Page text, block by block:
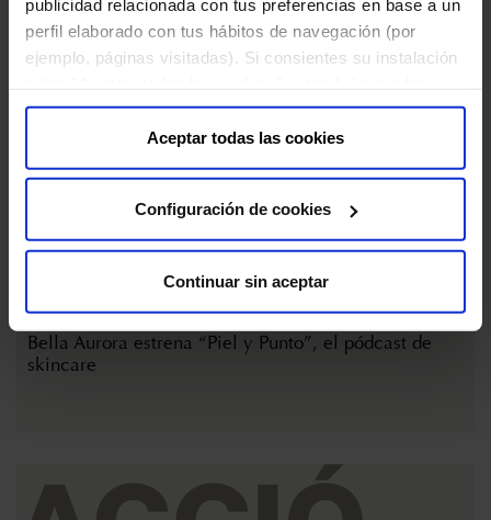
publicidad relacionada con tus preferencias en base a un
perfil elaborado con tus hábitos de navegación (por
ejemplo, páginas visitadas). Si consientes su instalación
configurar tus preferencias pulsando "Configuración de
cookies". Más información en nuestra "Política de
Cookies"
Aceptar todas las cookies
Configuración de cookies
Continuar sin aceptar
Bella Aurora estrena “Piel y Punto”, el pódcast de
skincare